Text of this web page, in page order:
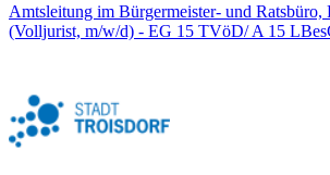
Amtsleitung im Bürgermeister- und Ratsbüro,
(Volljurist, m/w/d) - EG 15 TVöD/ A 15